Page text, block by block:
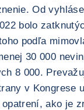
Od
bolo
podľa
30 000
8 000.
v Kongrese
ako je